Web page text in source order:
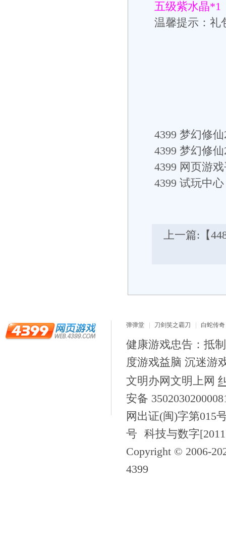
五级紫水晶*1
温馨提示：礼
4399 梦幻修仙
4399 梦幻修
4399 网页游
4399 试玩中心
上一篇: 【
弹弹堂 刀剑笑之霸刀
白蛇传奇
健康游戏忠告：抵
度游戏益脑 沉迷游
文明办网文明上网
安备
网出证(闽)字第015
号 科技与数字
Copyright © 2006-
4399